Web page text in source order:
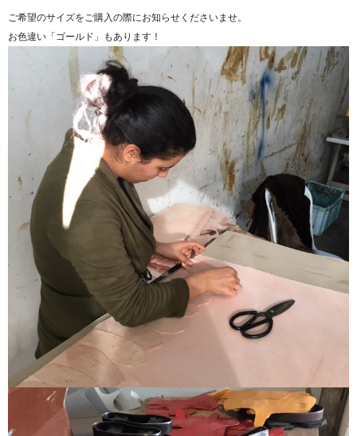
ご希望のサイズをご購入の際にお知らせくださいませ。
お色違い「ゴールド」もあります！